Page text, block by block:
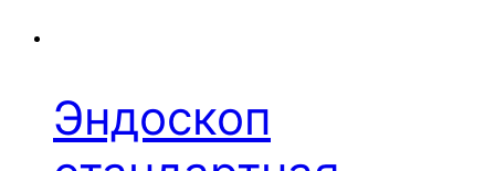
Эндоскоп